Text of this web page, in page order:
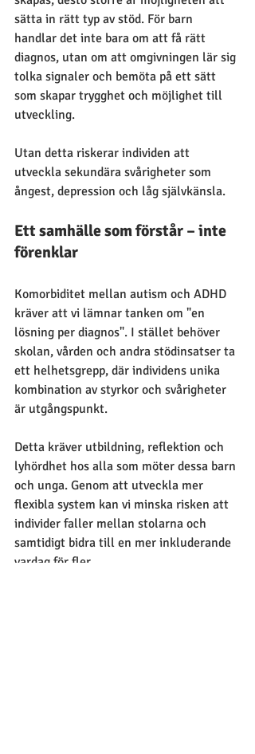
sätta in rätt typ av stöd. För barn
handlar det inte bara om att få rätt
diagnos, utan om att omgivningen lär sig
tolka signaler och bemöta på ett sätt
som skapar trygghet och möjlighet till
utveckling.
Utan detta riskerar individen att
utveckla sekundära svårigheter som
ångest, depression och låg självkänsla.
Ett samhälle som förstår – inte
förenklar
Komorbiditet mellan autism och ADHD
kräver att vi lämnar tanken om "en
lösning per diagnos". I stället behöver
skolan, vården och andra stödinsatser ta
ett helhetsgrepp, där individens unika
kombination av styrkor och svårigheter
är utgångspunkt.
Detta kräver utbildning, reflektion och
lyhördhet hos alla som möter dessa barn
och unga. Genom att utveckla mer
flexibla system kan vi minska risken att
individer faller mellan stolarna och
samtidigt bidra till en mer inkluderande
vardag för fler.